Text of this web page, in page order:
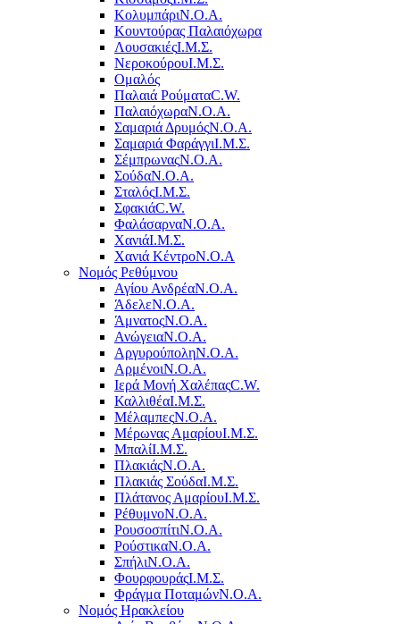
ΚολυμπάριΝ.Ο.Α.
Κουντούρας Παλαιόχωρα
ΛουσακιέςΙ.Μ.Σ.
ΝεροκούρουΙ.Μ.Σ.
Ομαλός
Παλαιά ΡούματαC.W.
ΠαλαιόχωραΝ.Ο.Α.
Σαμαριά ΔρυμόςΝ.Ο.Α.
Σαμαριά ΦαράγγιΙ.Μ.Σ.
ΣέμπρωναςΝ.Ο.Α.
ΣούδαΝ.Ο.Α.
ΣταλόςΙ.Μ.Σ.
ΣφακιάC.W.
ΦαλάσαρναΝ.Ο.Α.
ΧανιάΙ.Μ.Σ.
Χανιά ΚέντροN.O.A
Νομός Ρεθύμνου
Αγίου ΑνδρέαΝ.Ο.Α.
ΆδελεΝ.Ο.Α.
ΆμνατοςΝ.Ο.Α.
ΑνώγειαΝ.Ο.Α.
ΑργυρούποληΝ.Ο.Α.
ΑρμένοιΝ.Ο.Α.
Ιερά Μονή ΧαλέπαςC.W.
ΚαλλιθέαΙ.Μ.Σ.
ΜέλαμπεςΝ.Ο.Α.
Μέρωνας ΑμαρίουΙ.Μ.Σ.
ΜπαλίΙ.Μ.Σ.
ΠλακιάςΝ.Ο.Α.
Πλακιάς ΣούδαΙ.Μ.Σ.
Πλάτανος ΑμαρίουΙ.Μ.Σ.
ΡέθυμνοΝ.Ο.Α.
ΡουσοσπίτιΝ.Ο.Α.
ΡούστικαΝ.Ο.Α.
ΣπήλιΝ.Ο.Α.
ΦουρφουράςΙ.Μ.Σ.
Φράγμα ΠοταμώνΝ.Ο.Α.
Νομός Ηρακλείου